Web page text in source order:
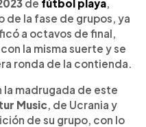
de fútbol playa,
de la fase de grupos, ya
a octavos de final,
la misma suerte y se
ronda de la contienda.
la madrugada de este
Music, de Ucrania y
de su grupo, con lo